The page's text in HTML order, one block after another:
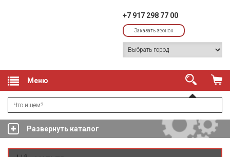
+7 917 298 77 00
Заказать звонок
Меню
Развернуть каталог